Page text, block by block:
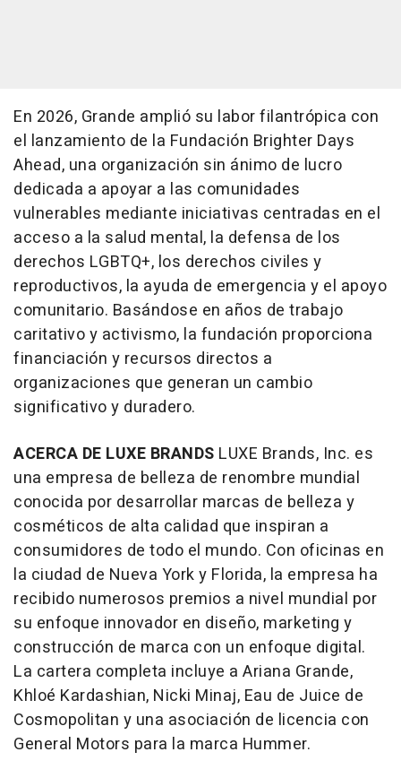
En 2026, Grande amplió su labor filantrópica con
el lanzamiento de la Fundación Brighter Days
Ahead, una organización sin ánimo de lucro
dedicada a apoyar a las comunidades
vulnerables mediante iniciativas centradas en el
acceso a la salud mental, la defensa de los
derechos LGBTQ+, los derechos civiles y
reproductivos, la ayuda de emergencia y el apoyo
comunitario. Basándose en años de trabajo
caritativo y activismo, la fundación proporciona
financiación y recursos directos a
organizaciones que generan un cambio
significativo y duradero.
ACERCA DE LUXE BRANDS LUXE Brands, Inc. es
una empresa de belleza de renombre mundial
conocida por desarrollar marcas de belleza y
cosméticos de alta calidad que inspiran a
consumidores de todo el mundo. Con oficinas en
la ciudad de Nueva York y Florida, la empresa ha
recibido numerosos premios a nivel mundial por
su enfoque innovador en diseño, marketing y
construcción de marca con un enfoque digital.
La cartera completa incluye a Ariana Grande,
Khloé Kardashian, Nicki Minaj, Eau de Juice de
Cosmopolitan y una asociación de licencia con
General Motors para la marca Hummer.